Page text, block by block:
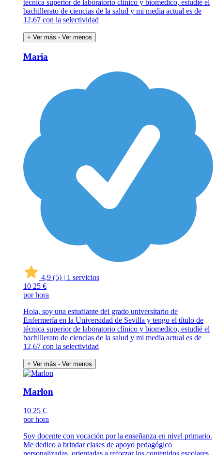
técnica superior de laboratorio clínico y biomedico, estudié el
bachillerato de ciencias de la salud y mi media actual es de
12,67 con la selectividad
+ Ver más - Ver menos
Maria
4,9 (5) | 1 servicios
10 25 €
por hora
Hola, soy una estudiante del grado universitario de
Enfermería en la Universidad de Sevilla y tengo el título de
técnica superior de laboratorio clínico y biomedico, estudié el
bachillerato de ciencias de la salud y mi media actual es de
12,67 con la selectividad
+ Ver más - Ver menos
Marlon
10 25 €
por hora
Soy docente con vocación por la enseñanza en nivel primario.
Me dedico a brindar clases de apoyo pedagógico